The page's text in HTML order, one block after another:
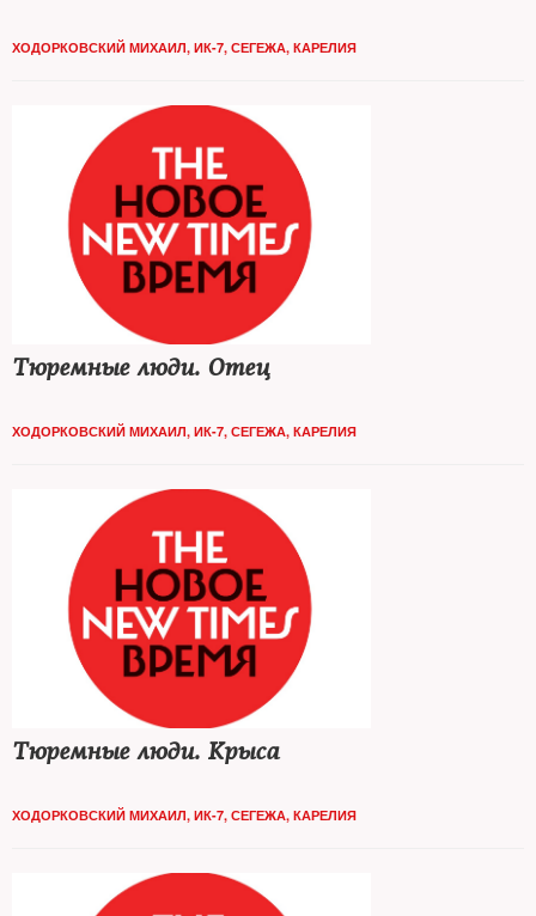
ХОДОРКОВСКИЙ МИХАИЛ, ИК-7, СЕГЕЖА, КАРЕЛИЯ
Тюремные люди. Отец
ХОДОРКОВСКИЙ МИХАИЛ, ИК-7, СЕГЕЖА, КАРЕЛИЯ
Тюремные люди. Крыса
ХОДОРКОВСКИЙ МИХАИЛ, ИК-7, СЕГЕЖА, КАРЕЛИЯ